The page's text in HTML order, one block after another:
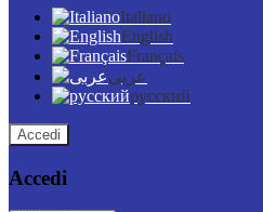
Italiano
English
Français
عربى
русский
Accedi
Accedi